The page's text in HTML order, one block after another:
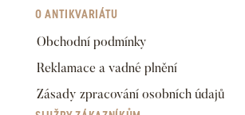
O ANTIKVARIÁTU
Obchodní podmínky
Reklamace a vadné plnění
Zásady zpracování osobních údajů